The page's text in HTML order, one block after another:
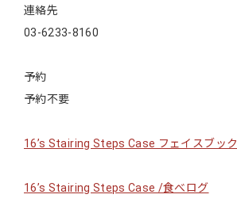
連絡先
03-6233-8160
予約
予約不要
16’s Stairing Steps Case フェイスブック
16’s Stairing Steps Case /食べログ